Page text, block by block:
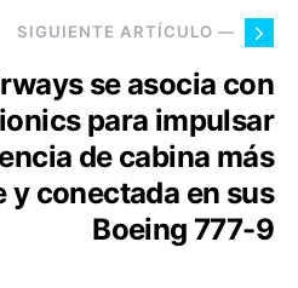
SIGUIENTE ARTÍCULO —
se asocia con
para impulsar
de cabina más
y conectada en sus
Boeing 777-9